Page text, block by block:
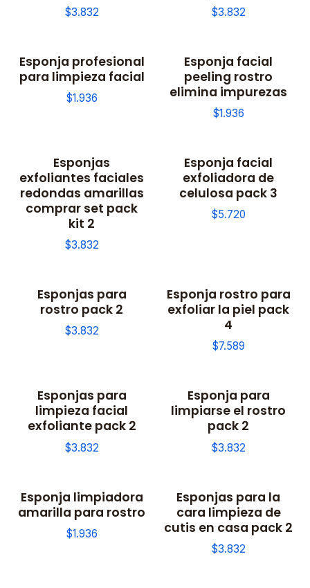
$3.832 $3.832
Esponja profesional
para limpieza facial
$1.936
Esponja facial
peeling rostro
elimina impurezas
$1.936
Esponjas
exfoliantes faciales
redondas amarillas
comprar set pack
kit 2
$3.832
Esponja facial
exfoliadora de
celulosa pack 3
$5.720
Esponjas para
rostro pack 2
$3.832
Esponja rostro para
exfoliar la piel pack
4
$7.589
Esponjas para
limpieza facial
exfoliante pack 2
$3.832
Esponja para
limpiarse el rostro
pack 2
$3.832
Esponja limpiadora
amarilla para rostro
$1.936
Esponjas para la
cara limpieza de
cutis en casa pack 2
$3.832